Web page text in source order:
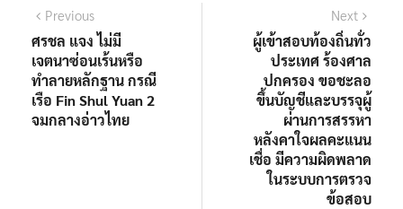
แนะแนว
เรื่อง
PreviousPrevious
post:
ศรชล แจง ไม่มี
เจตนาซ่อนเร้นหรือ
ทำลายหลักฐาน กรณี
เรือ Fin Shul Yuan 2
จมกลางอ่าวไทย
Next
ผู้เข้าสอบท้องถิ่นทั่ว
ประเทศ ร้องศาล
ปกครอง ขอชะลอ
ขึ้นบัญชีและบรรจุผู้
ผ่านการสรรหา
หลังคาใจผลคะแนน
เชื่อ มีความผิดพลาด
ในระบบการตรวจ
ข้อสอบ